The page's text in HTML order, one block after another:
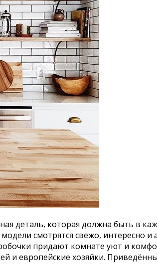
деталь, которая должна быть в
смотрятся свежо, интересно
придают комнате уют и
и европейские хозяйки.